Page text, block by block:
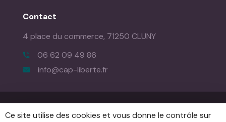
Contact
4 place du commerce, 71250 CLUNY
06 62 09 49 86
info@cap-liberte.fr
Mentions Légales|Creation de Site Internet : IMS ON
Ce site utilise des cookies et vous donne le contrôle sur